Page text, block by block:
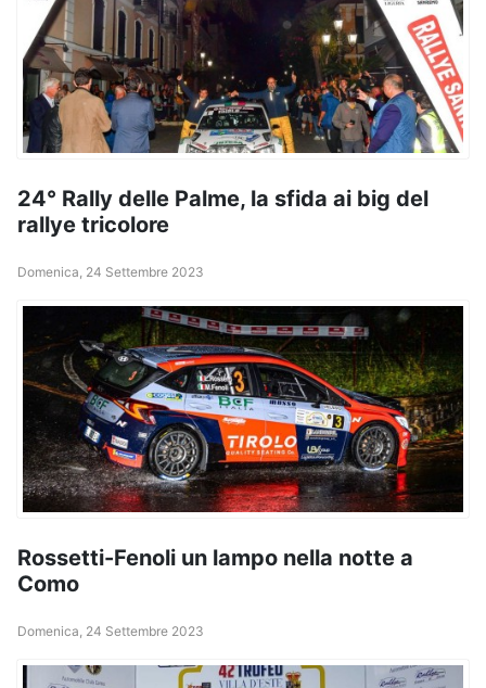
24° Rally delle Palme, la sfida ai big del
rallye tricolore
Domenica, 24 Settembre 2023
Rossetti-Fenoli un lampo nella notte a
Como
Domenica, 24 Settembre 2023